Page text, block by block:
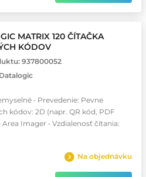
MATRIX 120 ČÍTAČKA
KÓDOV
937800052
Datalogic
• Prevedenie: Pevne
kódov: 2D (napr. QR kód, PDF
Imager • Vzdialenosť čítania:
Na objednávku